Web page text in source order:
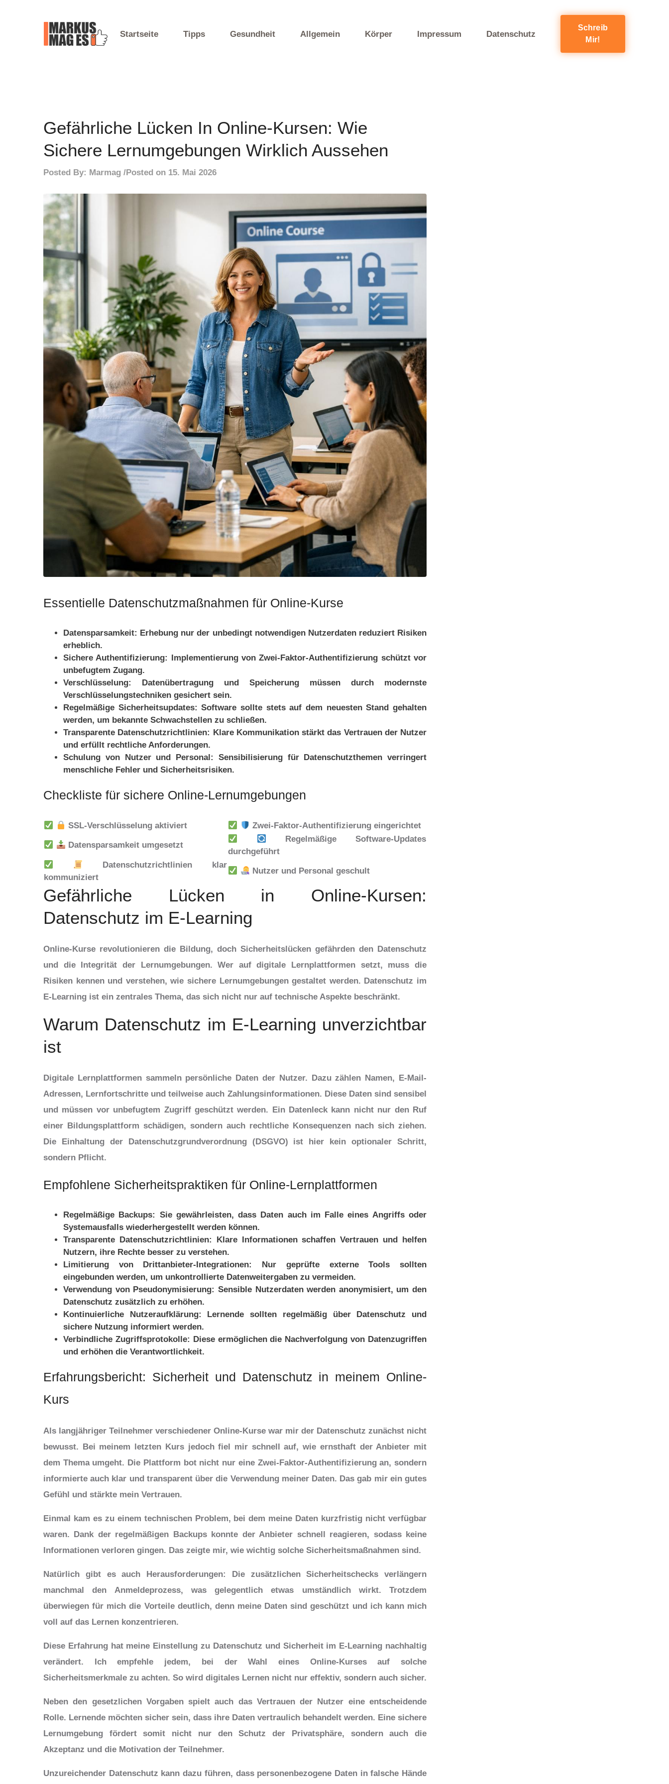
Startseite Tipps Gesundheit Allgemein Körper Impressum Datenschutz
Schreib
Mir!
Gefährliche Lücken In Online-Kursen: Wie
Sichere Lernumgebungen Wirklich Aussehen
Posted By: Marmag Posted on 15. Mai 2026
Essentielle Datenschutzmaßnahmen für Online-Kurse
Datensparsamkeit: Erhebung nur der unbedingt notwendigen Nutzerdaten reduziert Risiken
erheblich.
Sichere Authentifizierung: Implementierung von Zwei-Faktor-Authentifizierung schützt vor
unbefugtem Zugang.
Verschlüsselung:
Datenübertragung und Speicherung müssen durch modernste
Verschlüsselungstechniken gesichert sein.
Regelmäßige Sicherheitsupdates: Software sollte stets auf dem neuesten Stand gehalten
werden, um bekannte Schwachstellen zu schließen.
Transparente Datenschutzrichtlinien: Klare Kommunikation stärkt das Vertrauen der Nutzer
und erfüllt rechtliche Anforderungen.
Schulung von Nutzer und Personal:
Sensibilisierung für Datenschutzthemen verringert
menschliche Fehler und Sicherheitsrisiken.
Checkliste für sichere Online-Lernumgebungen
SSL-Verschlüsselung aktiviert Zwei-Faktor-Authentifizierung eingerichtet
Datensparsamkeit umgesetzt
Regelmäßige Software-Updates
durchgeführt
Datenschutzrichtlinien klar
kommuniziert
Nutzer und Personal geschult
Gefährliche Lücken in Online-Kursen:
Datenschutz im E-Learning
Online-Kurse revolutionieren die Bildung, doch Sicherheitslücken gefährden den Datenschutz
und die Integrität der Lernumgebungen. Wer auf digitale Lernplattformen setzt, muss die
Risiken kennen und verstehen, wie sichere Lernumgebungen gestaltet werden. Datenschutz im
E-Learning ist ein zentrales Thema, das sich nicht nur auf technische Aspekte beschränkt.
Warum Datenschutz im E-Learning unverzichtbar
ist
Digitale Lernplattformen sammeln persönliche Daten der Nutzer. Dazu zählen Namen, E-Mail-
Adressen, Lernfortschritte und teilweise auch Zahlungsinformationen. Diese Daten sind sensibel
und müssen vor unbefugtem Zugriff geschützt werden. Ein Datenleck kann nicht nur den Ruf
einer Bildungsplattform schädigen, sondern auch rechtliche Konsequenzen nach sich ziehen.
Die Einhaltung der Datenschutzgrundverordnung (DSGVO) ist hier kein optionaler Schritt,
sondern Pflicht.
Empfohlene Sicherheitspraktiken für Online-Lernplattformen
Regelmäßige Backups: Sie gewährleisten, dass Daten auch im Falle eines Angriffs oder
Systemausfalls wiederhergestellt werden können.
Transparente Datenschutzrichtlinien: Klare Informationen schaffen Vertrauen und helfen
Nutzern, ihre Rechte besser zu verstehen.
Limitierung von Drittanbieter-Integrationen:
Nur geprüfte externe Tools sollten
eingebunden werden, um unkontrollierte Datenweitergaben zu vermeiden.
Verwendung von Pseudonymisierung: Sensible Nutzerdaten werden anonymisiert, um den
Datenschutz zusätzlich zu erhöhen.
Kontinuierliche Nutzeraufklärung: Lernende sollten regelmäßig über Datenschutz und
sichere Nutzung informiert werden.
Verbindliche Zugriffsprotokolle: Diese ermöglichen die Nachverfolgung von Datenzugriffen
und erhöhen die Verantwortlichkeit.
Erfahrungsbericht: Sicherheit und Datenschutz in meinem Online-
Kurs
Als langjähriger Teilnehmer verschiedener Online-Kurse war mir der Datenschutz zunächst nicht
bewusst. Bei meinem letzten Kurs jedoch fiel mir schnell auf, wie ernsthaft der Anbieter mit
dem Thema umgeht. Die Plattform bot nicht nur eine Zwei-Faktor-Authentifizierung an, sondern
informierte auch klar und transparent über die Verwendung meiner Daten. Das gab mir ein gutes
Gefühl und stärkte mein Vertrauen.
Einmal kam es zu einem technischen Problem, bei dem meine Daten kurzfristig nicht verfügbar
waren. Dank der regelmäßigen Backups konnte der Anbieter schnell reagieren, sodass keine
Informationen verloren gingen. Das zeigte mir, wie wichtig solche Sicherheitsmaßnahmen sind.
Natürlich gibt es auch Herausforderungen: Die zusätzlichen Sicherheitschecks verlängern
manchmal den Anmeldeprozess, was gelegentlich etwas umständlich wirkt. Trotzdem
überwiegen für mich die Vorteile deutlich, denn meine Daten sind geschützt und ich kann mich
voll auf das Lernen konzentrieren.
Diese Erfahrung hat meine Einstellung zu Datenschutz und Sicherheit im E-Learning nachhaltig
verändert. Ich empfehle jedem, bei der Wahl eines Online-Kurses auf solche
Sicherheitsmerkmale zu achten. So wird digitales Lernen nicht nur effektiv, sondern auch sicher.
Neben den gesetzlichen Vorgaben spielt auch das Vertrauen der Nutzer eine entscheidende
Rolle. Lernende möchten sicher sein, dass ihre Daten vertraulich behandelt werden. Eine sichere
Lernumgebung fördert somit nicht nur den Schutz der Privatsphäre, sondern auch die
Akzeptanz und die Motivation der Teilnehmer.
Unzureichender Datenschutz kann dazu führen, dass personenbezogene Daten in falsche Hände